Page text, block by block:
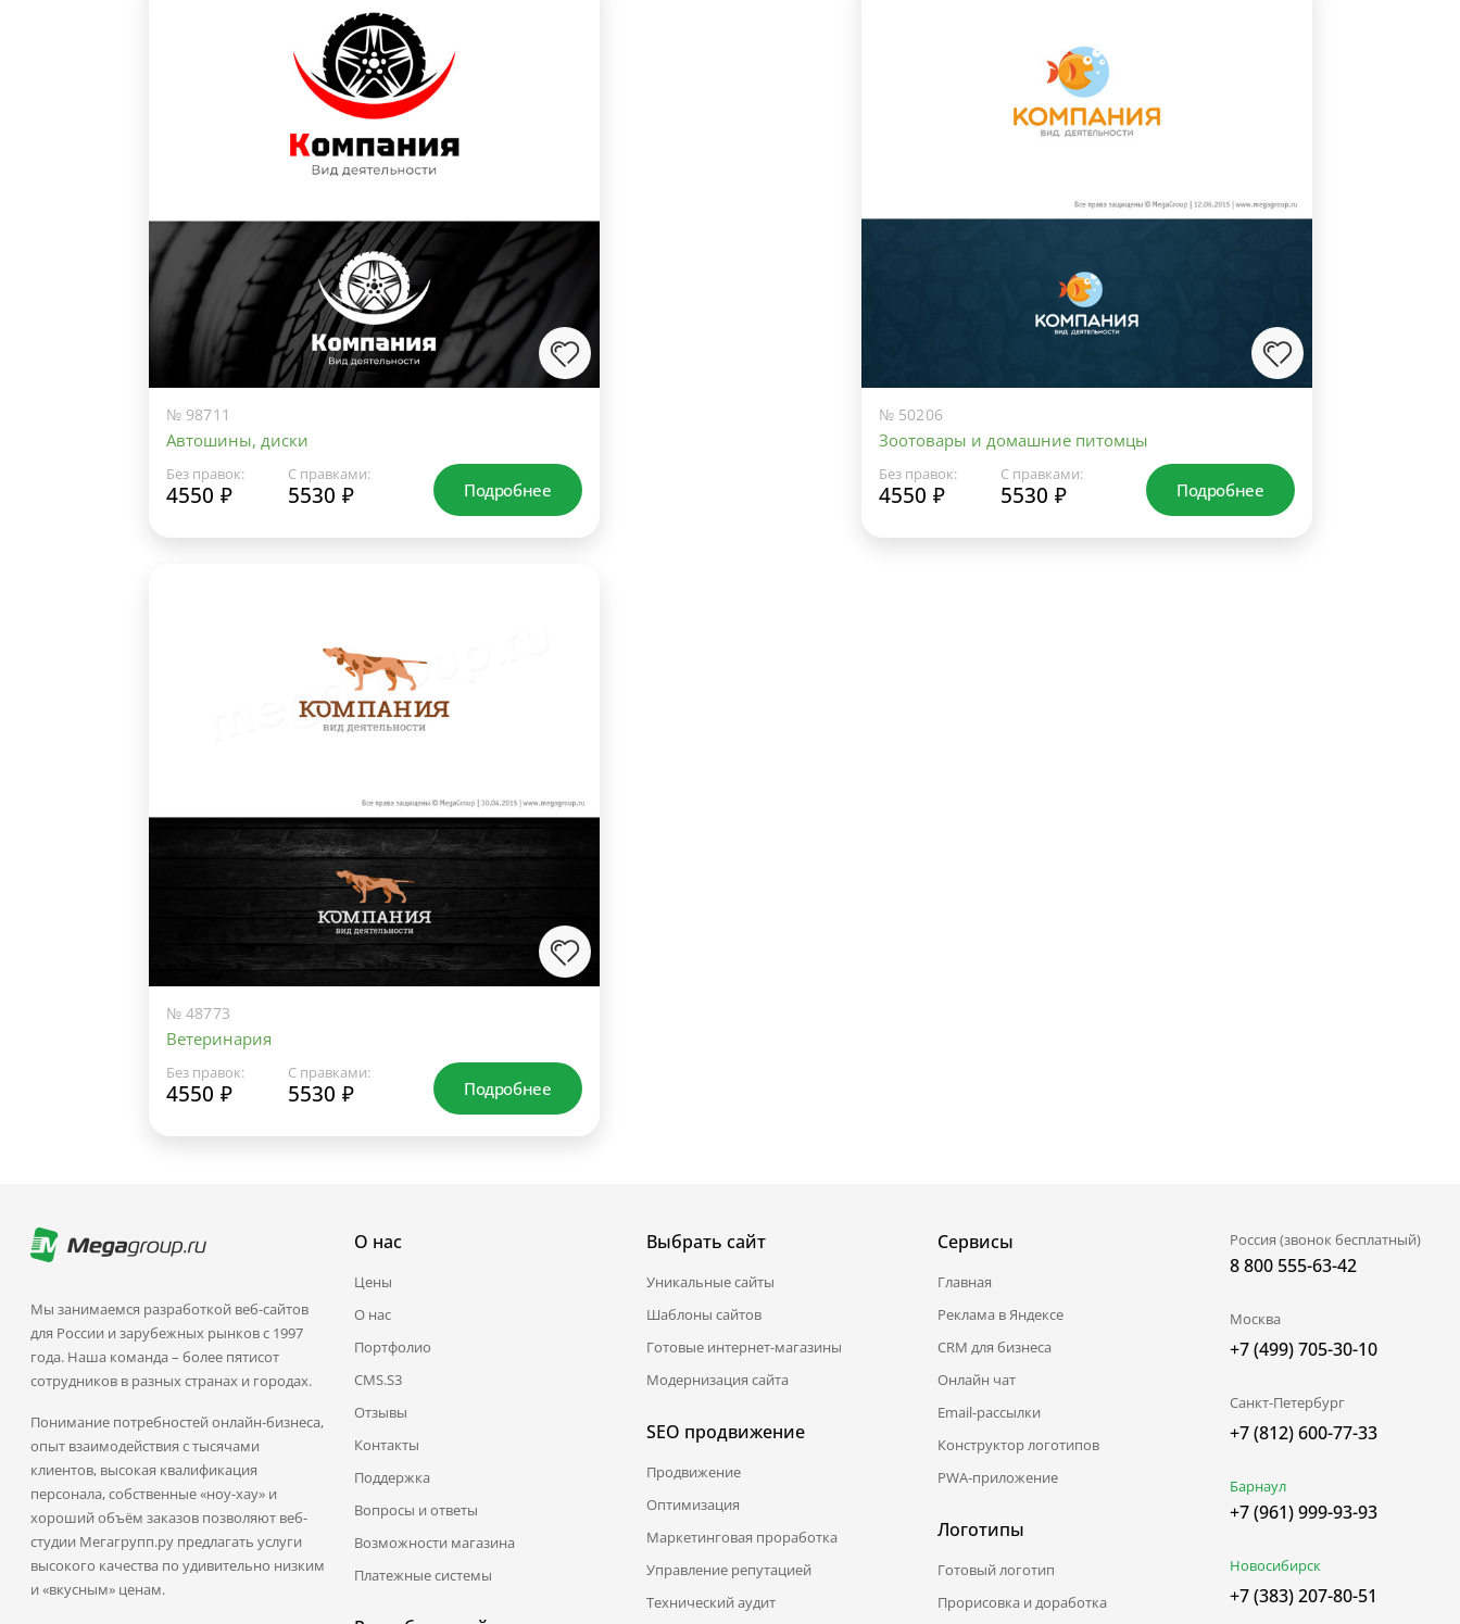
№ 98711
Автошины, диски
Без правок:
4550 ₽
С правками:
5530 ₽ Подробнее
№ 50206
Зоотовары и домашние питомцы
Без правок:
4550 ₽
С правками:
5530 ₽ Подробнее
№ 48773
Ветеринария
Без правок:
4550 ₽
С правками:
5530 ₽ Подробнее
Мы занимаемся разработкой веб-сайтов
для России и зарубежных рынков с 1997
года. Наша команда – более пятисот
сотрудников в разных странах и городах.
Понимание потребностей онлайн-бизнеса,
опыт взаимодействия с тысячами
клиентов, высокая квалификация
персонала, собственные «ноу-хау» и
хороший объём заказов позволяют веб-
студии Мегагрупп.ру предлагать услуги
высокого качества по удивительно низким
и «вкусным» ценам.
О нас
Цены
О нас
Портфолио
CMS.S3
Отзывы
Контакты
Поддержка
Вопросы и ответы
Возможности магазина
Платежные системы
Выбрать сайт
Уникальные сайты
Шаблоны сайтов
Готовые интернет-магазины
Модернизация сайта
SEO продвижение
Продвижение
Оптимизация
Маркетинговая проработка
Управление репутацией
Технический аудит
Сервисы
Главная
Реклама в Яндексе
CRM для бизнеса
Онлайн чат
Email-рассылки
Конструктор логотипов
PWA-приложение
Логотипы
Готовый логотип
Прорисовка и доработка
Россия (звонок бесплатный)
8 800 555-63-42
Москва
+7 (499) 705-30-10
Санкт-Петербург
+7 (812) 600-77-33
Барнаул
+7 (961) 999-93-93
Новосибирск
+7 (383) 207-80-51